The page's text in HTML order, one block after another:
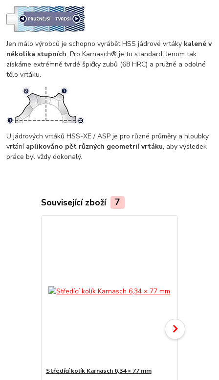
Jen málo výrobců je schopno vyrábět HSS jádrové vrtáky kalené v
několika stupních. Pro Karnasch® je to standard. Jenom tak
získáme extrémně tvrdé špičky zubů (68 HRC) a pružné a odolné
tělo vrtáku.
U jádrových vrtáků HSS-XE / ASP je pro různé průměry a hloubky
vrtání aplikováno pět různých geometrií vrtáku, aby výsledek
práce byl vždy dokonalý.
Související zboží 7
Středící kolík Karnasch 6,34 × 77 mm